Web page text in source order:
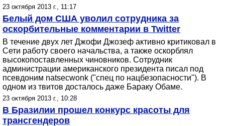
23 октября 2013 г., 11:17
Белый дом США уволил сотрудника за
оскорбительные комментарии в Twitter
В течение двух лет Джофи Джозеф активно критиковал в
Сети работу своего начальства, а также оскорблял
высокопоставленных чиновников. Сотрудник
администрации американского президента писал под
псевдоним natsecwonk ("спец по нацбезопасности"). В
одном из твитов досталось даже Бараку Обаме.
23 октября 2013 г., 10:28
В Бразилии прошел конкурс красоты для
трансгендеров